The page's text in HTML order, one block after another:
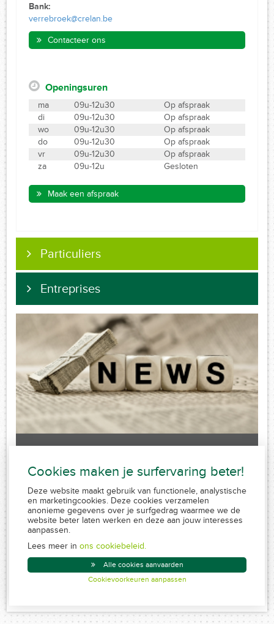
Bank:
verrebroek@crelan.be
Contacteer ons
Openingsuren
ma 09u-12u30
Op afspraak
di
09u-12u30
Op afspraak
wo
09u-12u30
Op afspraak
do
09u-12u30
Op afspraak
vr
09u-12u30
Op afspraak
za
09u-12u Gesloten
Maak een afspraak
Particuliers
Entreprises
Sorry, no posts matched your criteria.
Conduite MiFID
Created by Insucommerce
Cookies maken je surfervaring beter!
Deze website maakt gebruik van functionele, analystische
en marketingcookies. Deze cookies verzamelen
anonieme gegevens over je surfgedrag waarmee we de
website beter laten werken en deze aan jouw interesses
aanpassen.
Lees meer in ons cookiebeleid.
Alle cookies aanvaarden
Cookievoorkeuren aanpassen